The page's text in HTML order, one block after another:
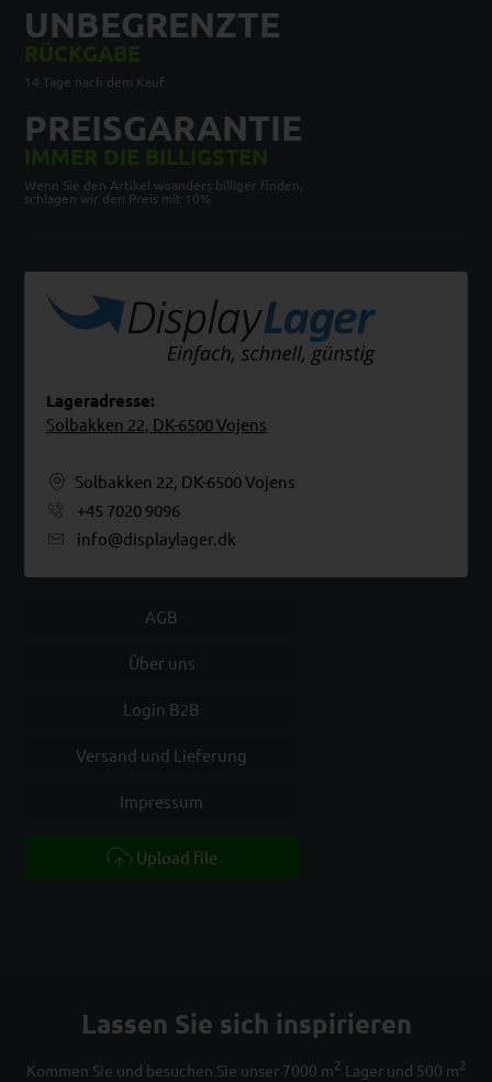
UNBEGRENZTE
RÜCKGABE
14 Tage nach dem Kauf
PREISGARANTIE
IMMER DIE BILLIGSTEN
Wenn Sie den Artikel woanders billiger finden,
schlagen wir den Preis mit 10%
Lageradresse:
Solbakken 22, DK-6500 Vojens
Solbakken 22, DK-6500 Vojens
+45 7020 9096
info@displaylager.dk
AGB
Über uns
Login B2B
Versand und Lieferung
Impressum
Upload file
Lassen Sie sich inspirieren
Kommen Sie und besuchen Sie unser 7000 m2 Lager und 500 m2